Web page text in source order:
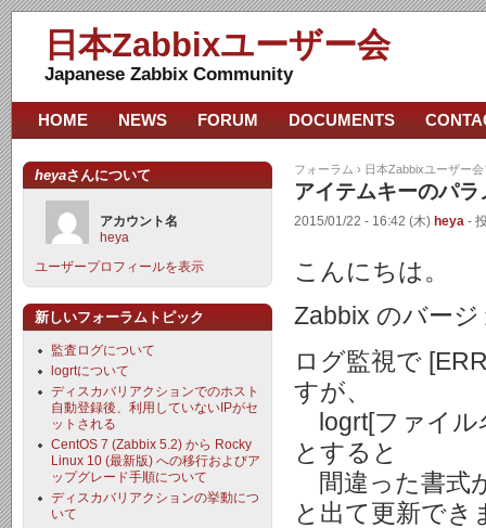
日本Zabbixユーザー会
Japanese Zabbix Community
フォーラム › 日本Zabbixユーザー
アイテムキーのパ
2015/01/22 - 16:42 (木) heya -
こんにちは。
Zabbix のバー
ログ監視で
すが、
logrt[ファイル
とすると
間違った書式
と出て更新でき
HOME NEWS FORUM DOCUMENTS
heyaさんについて
アカウント名
heya
ユーザープロフィールを表示
新しいフォーラムトピック
監査ログについて
logrtについて
ディスカバリアクションでのホスト
自動登録後、利用していないIPがセ
ットされる
CentOS 7 (Zabbix 5.2) から Rocky
Linux 10 (最新版) への移行およびア
ップグレード手順について
ディスカバリアクションの挙動につ
いて